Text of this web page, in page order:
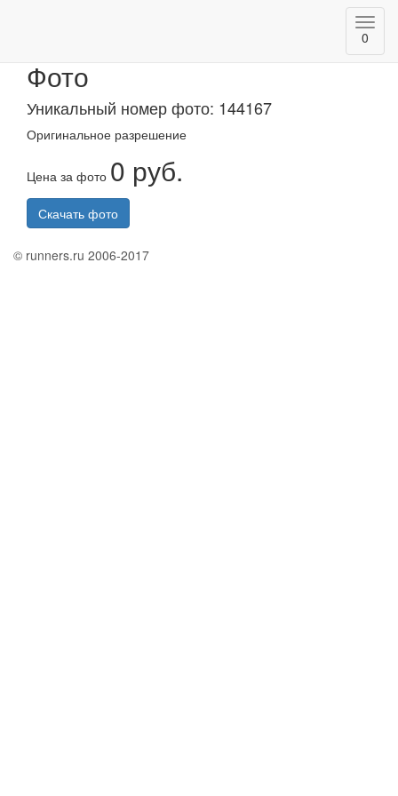
0
Фото
Уникальный номер фото: 144167
Оригинальное разрешение
Цена за фото 0 руб.
Скачать фото
© runners.ru 2006-2017